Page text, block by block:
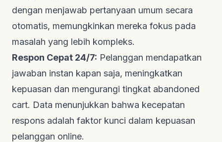
dengan menjawab pertanyaan umum secara
otomatis, memungkinkan mereka fokus pada
masalah yang lebih kompleks.
Respon Cepat 24/7: Pelanggan mendapatkan
jawaban instan kapan saja, meningkatkan
kepuasan dan mengurangi tingkat abandoned
cart. Data menunjukkan bahwa kecepatan
respons adalah faktor kunci dalam kepuasan
pelanggan online.